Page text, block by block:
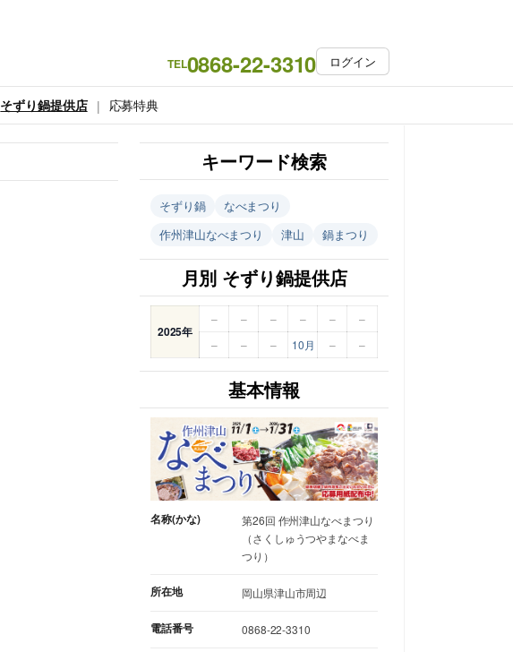
TEL0868-22-3310 ログイン
そずり鍋提供店 応募特典
キーワード検索
そずり鍋
なべまつり
作州津山なべまつり
津山 鍋まつり
月別 そずり鍋提供店
2025年
– – – – –
–
–
– – 10月 – –
基本情報
名称(かな)
第26回 作州津山なべまつり
（さくしゅうつやまなべま
つり）
所在地 岡山県津山市周辺
電話番号 0868-22-3310